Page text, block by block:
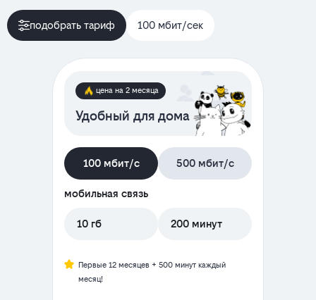
подобрать тариф 100 мбит/сек
цена на 2 месяца
Удобный для дома
100 мбит/с 500 мбит/с
мобильная связь
10 гб 200 минут
Первые 12 месяцев + 500 минут каждый
месяц!